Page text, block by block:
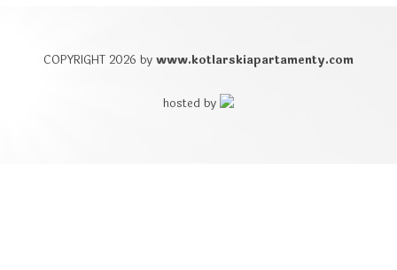
COPYRIGHT 2026 by www.kotlarskiapartamenty.com
hosted by